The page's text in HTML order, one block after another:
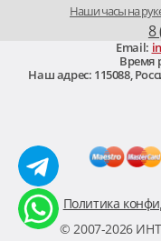
Наши часы на
8
Политика
Email:
Время
Наш адрес: 115088,
© 2007-2026